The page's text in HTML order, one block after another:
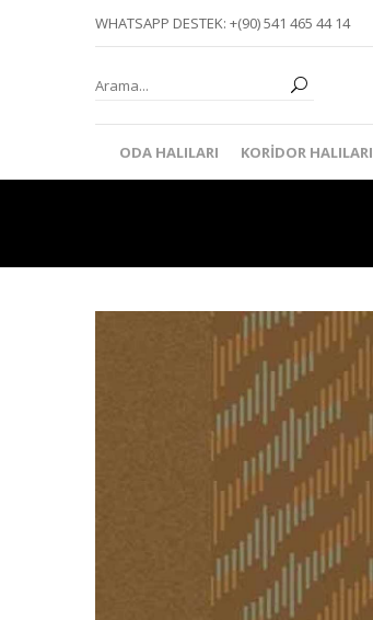
WHATSAPP DESTEK: +(90) 541 465 44 14
ODA HALILARI KORIDOR HALILARI